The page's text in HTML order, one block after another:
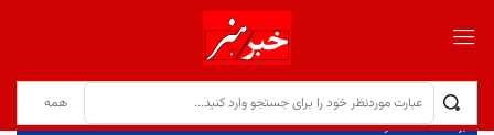
برگ نخست
نوشته‌ها